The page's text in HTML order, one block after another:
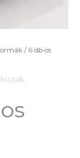
/ 6 db-os